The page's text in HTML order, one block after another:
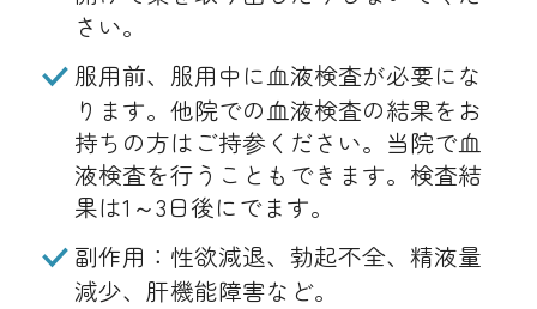
さい。
服用前、服用中に血液検査が必要にな
ります。他院での血液検査の結果をお
持ちの方はご持参ください。当院で血
液検査を行うこともできます。検査結
果は1～3日後にでます。
副作用：性欲減退、勃起不全、精液量
減少、肝機能障害など。